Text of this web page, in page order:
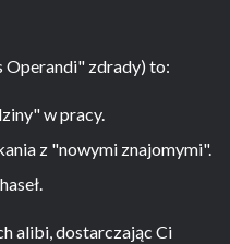
Operandi" zdrady) to:
w pracy.
z "nowymi znajomymi".
alibi, dostarczając Ci